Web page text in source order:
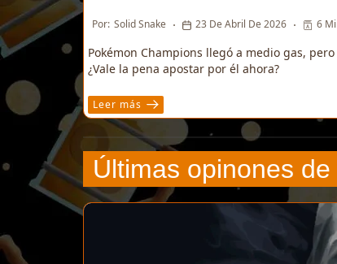
Por: Solid Snake 23 De Abril De 2026 6
Pokémon Champions llegó a medio gas,
¿Vale la pena apostar por él ahora?
Leer más
Últimas opinones